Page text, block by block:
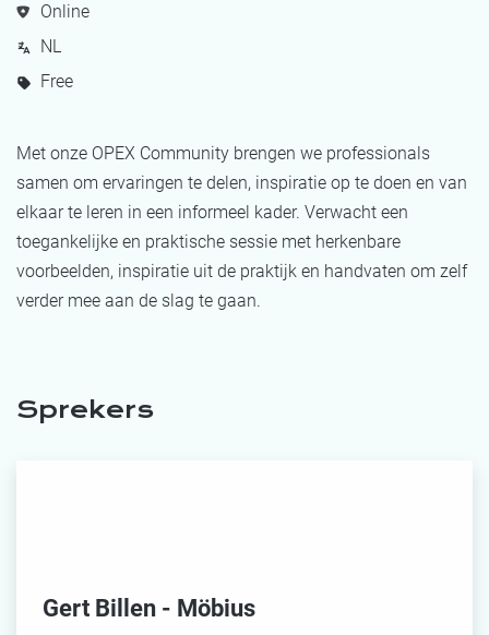
Online
NL
Free
Met onze OPEX Community brengen we professionals
samen om ervaringen te delen, inspiratie op te doen en van
elkaar te leren in een informeel kader. Verwacht een
toegankelijke en praktische sessie met herkenbare
voorbeelden, inspiratie uit de praktijk en handvaten om zelf
verder mee aan de slag te gaan.
Sprekers
Gert Billen - Möbius